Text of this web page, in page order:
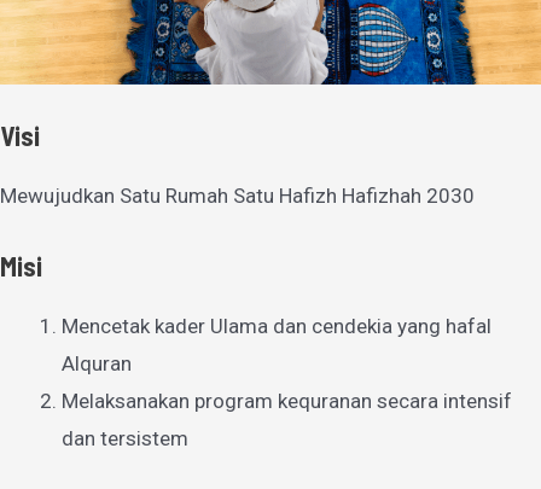
Visi
Mewujudkan Satu Rumah Satu Hafizh Hafizhah 2030
Misi
Mencetak kader Ulama dan cendekia yang hafal
Alquran
Melaksanakan program kequranan secara intensif
dan tersistem